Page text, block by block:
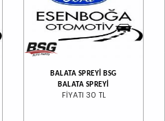
BALATA SPREYİ BSG
BALATA SPREYİ
FİYATI 30 TL